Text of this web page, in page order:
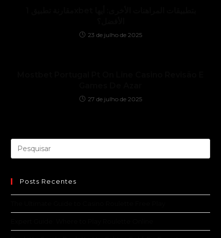
23 de julho de 2025
27 de julho de 2025
Posts Recentes